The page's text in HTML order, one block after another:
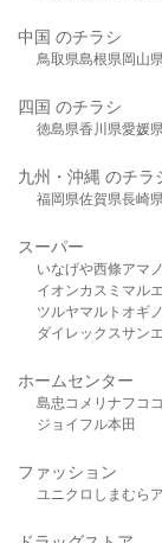
中国 のチラシ
鳥取県島根県岡山
四国 のチラシ
徳島県香川県愛媛
九州・沖縄 のチラ
福岡県佐賀県長崎
スーパー
いなげや西條アマ
イオンカスミ マル
ツルヤマルト オギノ
ダイレックスサン
ホームセンター
島忠 コメリ ナフコ
ジョイフル本田
ファッション
ユニクロ しまむら